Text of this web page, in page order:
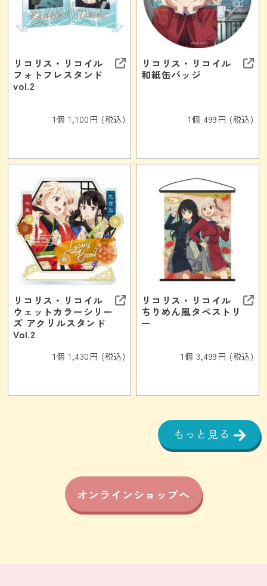
リコリス・リコイル
フォトフレスタンド
vol.2
1個 1,100円 (税込)
リコリス・リコイル
和紙缶バッジ
1個 499円 (税込)
リコリス・リコイル
ウェットカラーシリー
ズ アクリルスタンド
Vol.2
1個 1,430円 (税込)
リコリス・リコイル
ちりめん風タペストリ
ー
1個 3,499円 (税込)
もっと見る
オンラインショップへ